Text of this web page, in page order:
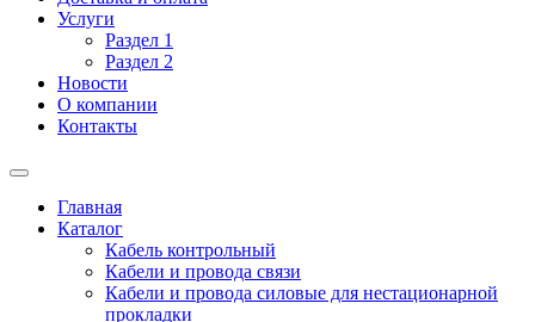
Услуги
Раздел 1
Раздел 2
Новости
О компании
Контакты
Главная
Каталог
Кабель контрольный
Кабели и провода связи
Кабели и провода силовые для нестационарной
прокладки